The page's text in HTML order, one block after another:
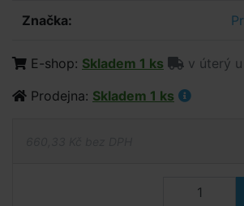
Značka:
E-shop: Skladem 1 ks
v úterý
Prodejna: Skladem 1 ks